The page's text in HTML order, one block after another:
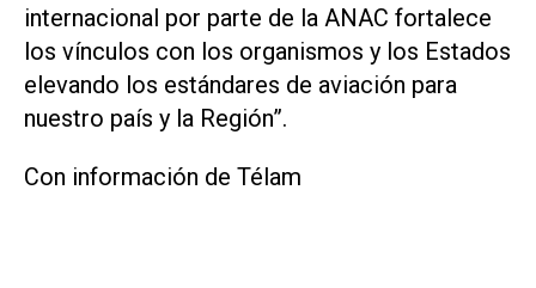
internacional por parte de la ANAC fortalece
los vínculos con los organismos y los Estados
elevando los estándares de aviación para
nuestro país y la Región”.
Con información de Télam